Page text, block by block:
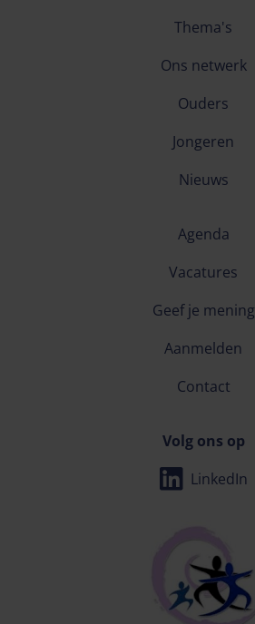
LinkedIn
Volg ons op
Agenda
Vacatures
Geef je mening
Aanmelden
Contact
Thema's
Ons netwerk
Ouders
Jongeren
Nieuws